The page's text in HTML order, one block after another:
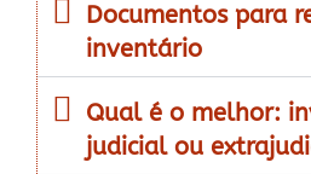
Documentos para
inventário
Qual é o melhor:
judicial ou